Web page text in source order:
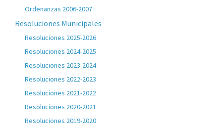
Ordenanzas 2006-2007
Resoluciones Municipales
Resoluciones 2025-2026
Resoluciones 2024-2025
Resoluciones 2023-2024
Resoluciones 2022-2023
Resoluciones 2021-2022
Resoluciones 2020-2021
Resoluciones 2019-2020